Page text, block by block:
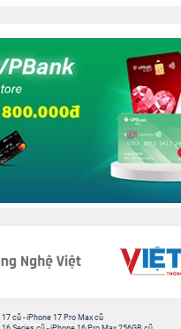
17 cũ-iPhone 17 Pro Max cũ